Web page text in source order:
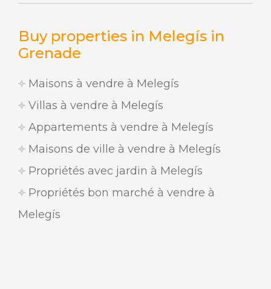
Buy properties in Melegís in
Grenade
Maisons à vendre à Melegís
Villas à vendre à Melegís
Appartements à vendre à Melegís
Maisons de ville à vendre à Melegís
Propriétés avec jardin à Melegís
Propriétés bon marché à vendre à
Melegís